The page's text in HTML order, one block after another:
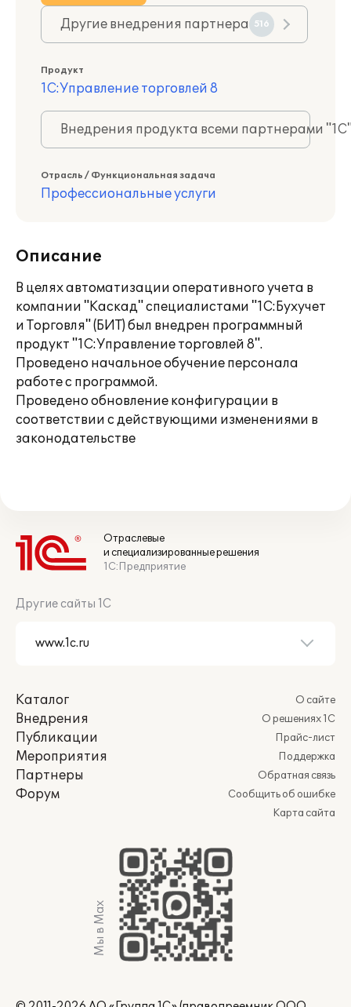
Другие внедрения партнера 516
Продукт
1С:Управление торговлей 8
Внедрения продукта всеми партнерами
Отрасль / Функциональная задача
Профессиональные услуги
Описание
В целях автоматизации оперативного учета в
компании "Каскад" специалистами "1С:Бухучет
и Торговля" (БИТ) был внедрен программный
продукт "1С:Управление торговлей 8".
Проведено начальное обучение персонала
работе с программой.
Проведено обновление конфигурации в
соответствии с действующими изменениями в
законодательстве
Отраслевые
и специализированные решения
1С:Предприятие
Другие сайты 1С
Каталог
Внедрения
Публикации
Мероприятия
Партнеры
Форум
О сайте
О решениях 1С
Прайс-лист
Поддержка
Обратная связь
Сообщить об ошибке
Карта сайта
Мы в Max